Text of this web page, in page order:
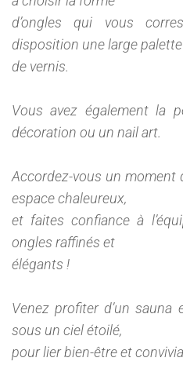
d’ongles qui vous
disposition une large palette
de vernis.
Vous avez également la
décoration ou un nail art.
Accordez-vous un moment
espace chaleureux,
et faites confiance à
ongles raffinés et
élégants !
Venez profiter d’un sauna
sous un ciel étoilé,
pour lier bien-être et